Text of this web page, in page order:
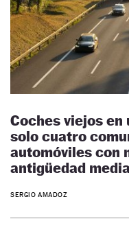
Coches viejos en
solo cuatro
automóviles con
antigüedad media
SERGIO AMADOZ